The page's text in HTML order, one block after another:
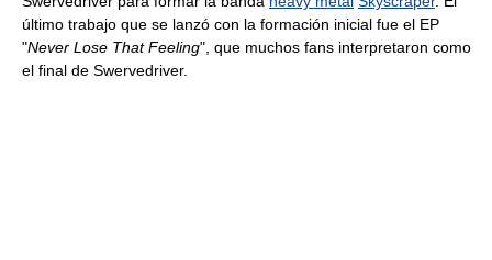
último trabajo que se lanzó con la formación inicial fue el EP
"Never Lose That Feeling", que muchos fans interpretaron como
el final de Swervedriver.